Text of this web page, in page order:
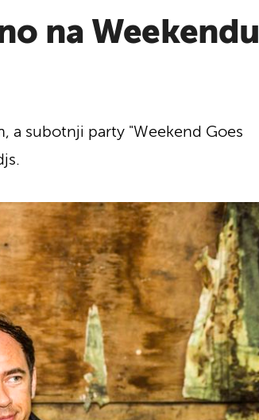
na Weekendu
a subotnji party "Weekend Goes